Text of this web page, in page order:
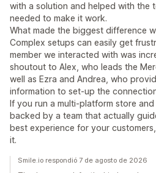
with a solution and helped with the
needed to make it work.
What made the biggest difference
Complex setups can easily get
member we interacted with was
shoutout to Alex, who leads the
well as Ezra and Andrea, who
information to set-up the
If you run a multi-platform store
backed by a team that actually
best experience for your
it.
Smile.io respondió 7 de agosto de 2026